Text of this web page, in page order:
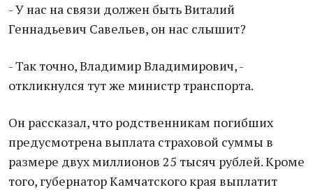
- У нас на связи должен быть Виталий
Геннадьевич Савельев, он нас слышит?
- Так точно, Владимир Владимирович, -
откликнулся тут же министр транспорта.
Он рассказал, что родственникам погибших
предусмотрена выплата страховой суммы в
размере двух миллионов 25 тысяч рублей. Кроме
того, губернатор Камчатского края выплатит